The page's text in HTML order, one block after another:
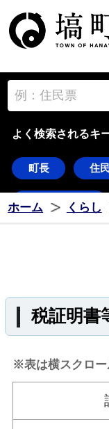
よく検索されるキ
町長 住
道の駅はなわ
矢祭町
八溝山
貝
ホーム くらし
税証明
※表は横スクロー